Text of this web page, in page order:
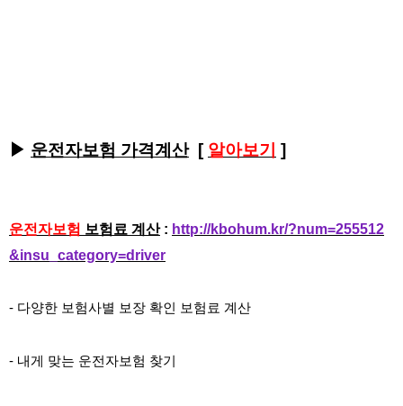
▶ 운전자보험 가격계산[ 알아보기 ]
운전자보험 보험료 계산: http://kbohum.kr/?num=255512
&insu_category=driver
- 다양한 보험사별 보장 확인 보험료 계산
- 내게 맞는 운전자보험 찾기